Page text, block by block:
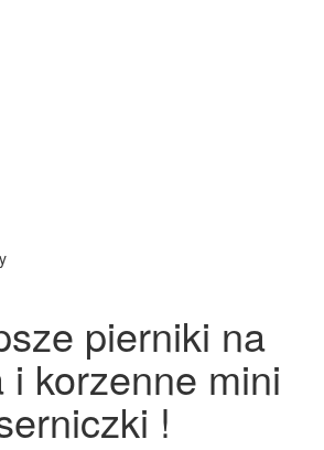
pierniki na
i korzenne mini
!